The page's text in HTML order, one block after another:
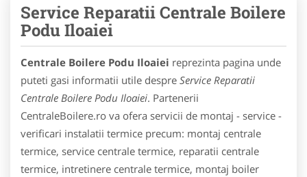
Service Reparatii Centrale Boilere
Podu Iloaiei
Centrale Boilere Podu Iloaiei reprezinta pagina unde
puteti gasi informatii utile despre Service Reparatii
Centrale Boilere Podu Iloaiei. Partenerii
CentraleBoilere.ro va ofera servicii de montaj - service -
verificari instalatii termice precum: montaj centrale
termice, service centrale termice, reparatii centrale
termice, intretinere centrale termice, montaj boiler